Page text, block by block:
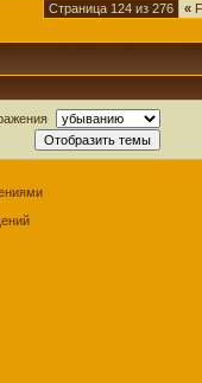
Страница 124 из 276 «